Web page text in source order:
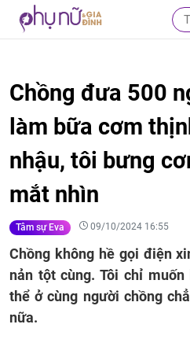
Chồng đưa 500
làm bữa cơm
nhậu, tôi bưng
mắt nhìn
Tâm sự Eva 09/10/2024 16:55
Chồng không hề gọi điện
nản tột cùng. Tôi chỉ
thể ở cùng người chồng
nữa.